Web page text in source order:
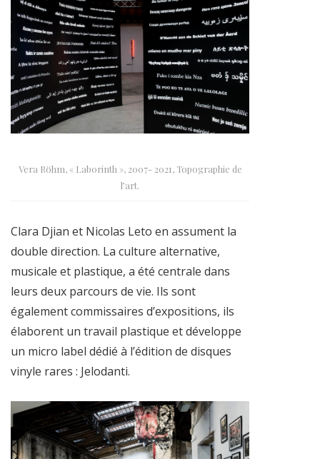
Vera Röhm, « Laborinth », 2007- 2021, Topographie de
l’art.
Clara Djian et Nicolas Leto en assument la
double direction. La culture alternative,
musicale et plastique, a été centrale dans
leurs deux parcours de vie. Ils sont
également commissaires d’expositions, ils
élaborent un travail plastique et développe
un micro label dédié à l’édition de disques
vinyle rares : Jelodanti.